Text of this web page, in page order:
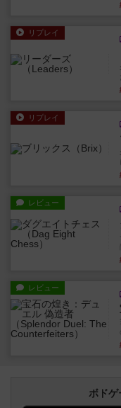
リプレイ
リプレイ
レビュー
レビュー
ボドゲ